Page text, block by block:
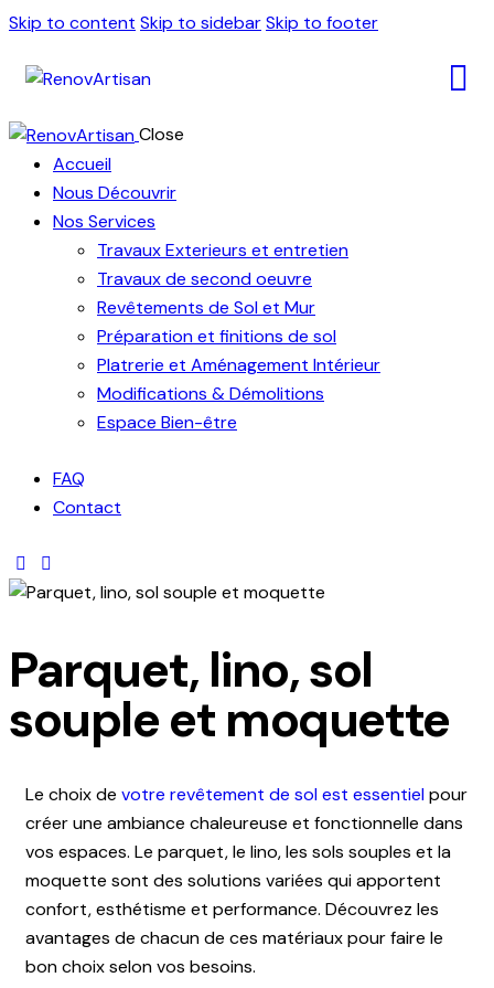
Skip to content Skip to sidebarSkip to footer
Close
Accueil
Nous Découvrir
Nos Services
Travaux Exterieurs et entretien
Travaux de second oeuvre
Revêtements de Sol et Mur
Préparation et finitions de sol
Platrerie et Aménagement Intérieur
Modifications & Démolitions
Espace Bien-être
FAQ
Contact
Parquet, lino, sol
souple et moquette
Le choix de votre revêtement de sol est essentielpour
créer une ambiance chaleureuse et fonctionnelle dans
vos espaces. Le parquet, le lino, les sols souples et la
moquette sont des solutions variées qui apportent
confort, esthétisme et performance. Découvrez les
avantages de chacun de ces matériaux pour faire le
bon choix selon vos besoins.